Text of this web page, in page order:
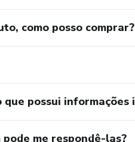
como posso comprar?
possui informações
me respondê-las?